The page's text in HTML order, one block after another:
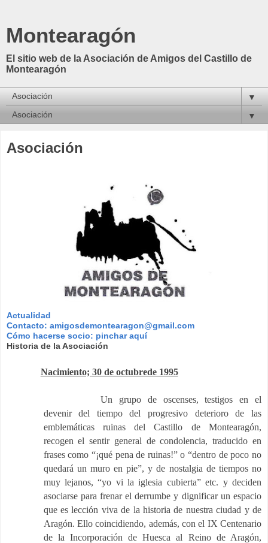
Montearagón
El sitio web de la Asociación de Amigos del Castillo de
Montearagón
▼
▼
Asociación
Actualidad
Contacto: amigosdemontearagon@gmail.com
Cómo hacerse socio: pinchar aquí
Historia de la Asociación
Nacimiento; 30 de octubrede 1995
Un grupo de oscenses, testigos en el
devenir del tiempo del progresivo deterioro de las
emblemáticas ruinas del Castillo de Montearagón,
recogen el sentir general de condolencia, traducido en
frases como “¡qué pena de ruinas!” o “den­tro de poco no
quedará un muro en pie”, y de nostalgia de tiempos no
muy lejanos, “yo vi la iglesia cubierta” etc. y deciden
asociarse para frenar el de­rrumbe y dignificar un espacio
que es lección viva de la historia de nuestra ciu­dad y de
Aragón. Ello coincidiendo, además, con el IX Centenario
de la Incorporación de Huesca al Reino de Aragón,